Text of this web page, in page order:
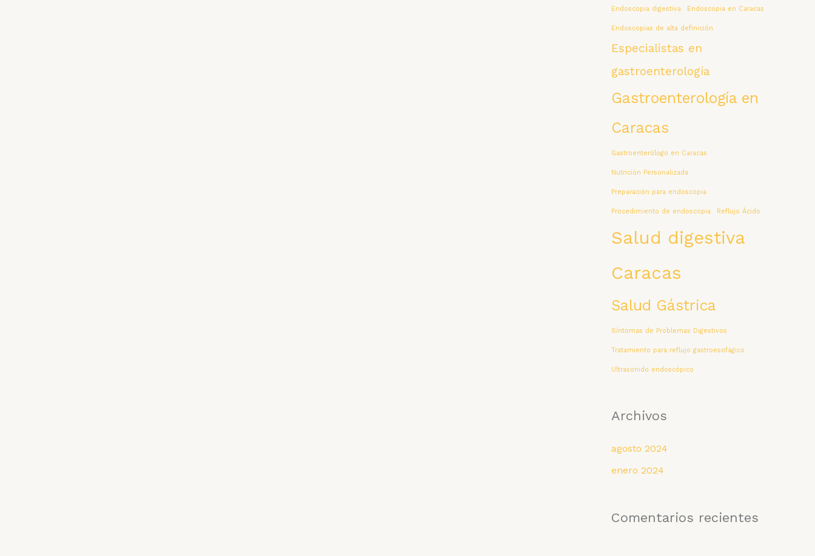
Endoscopia digestiva Endoscopia en Caracas
Endoscopias de alta definición
Especialistas en
gastroenterología
Gastroenterología en
Caracas
Gastroenterólogo en Caracas
Nutrición Personalizada
Preparación para endoscopia
Procedimiento de endoscopia Reflujo Ácido
Salud digestiva
Caracas
Salud Gástrica
Síntomas de Problemas Digestivos
Tratamiento para reflujo gastroesofágico
Ultrasonido endoscópico
Archivos
agosto 2024
enero 2024
Comentarios recientes